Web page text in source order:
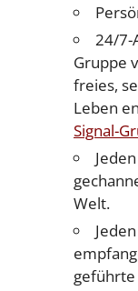
24/7-
Gruppe
freies,
Leben
Signal-
Welt.